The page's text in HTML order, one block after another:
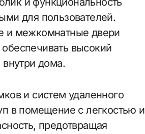
для пользователей.
и межкомнатные двери
высокий
дома.
и систем удаленного
в помещение с легкостью и
предотвращая